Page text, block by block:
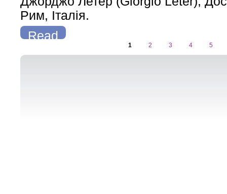
Рим, Італія.
Read
about Біологічно аерований автоклавний бетон
1 2 3 4 5